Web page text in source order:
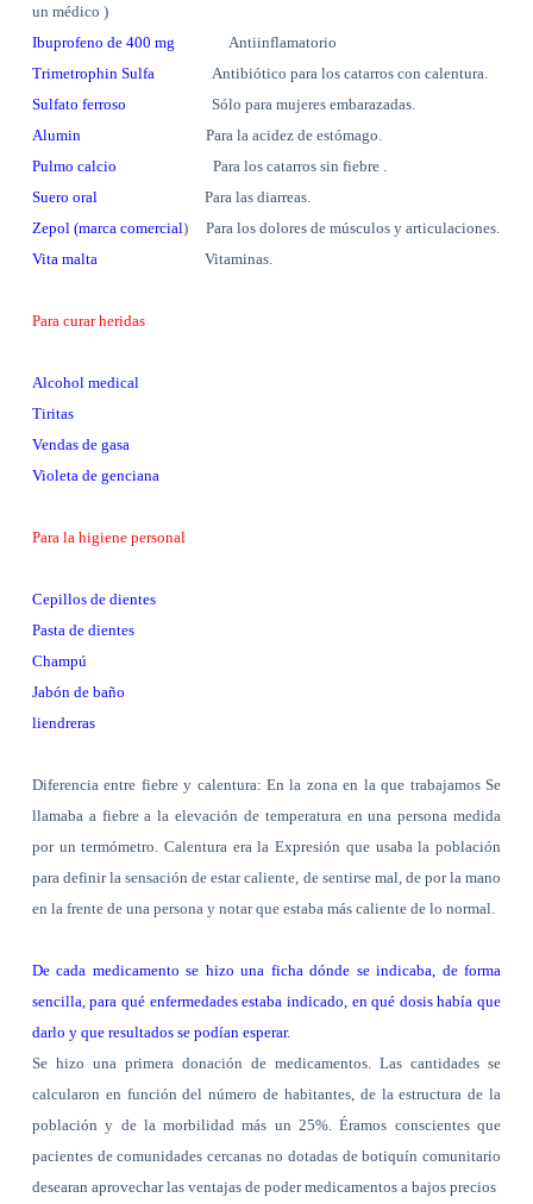
un médico )
Ibuprofeno de 400 mg
Antiinflamatorio
Trimetrophin Sulfa
Antibiótico para los catarros con calentura.
Sulfato ferroso
Sólo para mujeres embarazadas.
Alumin
Para la acidez de estómago.
Pulmo calcio
Para los catarros sin fiebre .
Suero oral
Para las diarreas.
Zepol (marca comercial) Para los dolores de músculos y articulaciones.
Vita malta
Vitaminas.
Para curar heridas
Alcohol medical
Tiritas
Vendas de gasa
Violeta de genciana
Para la higiene personal
Cepillos de dientes
Pasta de dientes
Champú
Jabón de baño
liendreras
Diferencia entre fiebre y calentura: En la zona en la que trabajamos Se
llamaba a fiebre a la elevación de temperatura en una persona medida
por un termómetro. Calentura era la Expresión que usaba la población
para definir la sensación de estar caliente, de sentirse mal, de por la mano
en la frente de una persona y notar que estaba más caliente de lo normal.
De cada medicamento se hizo una ficha dónde se indicaba, de forma
sencilla, para qué enfermedades estaba indicado, en qué dosis había que
darlo y que resultados se podían esperar.
Se hizo una primera donación de medicamentos. Las cantidades se
calcularon en función del número de habitantes, de la estructura de la
población y de la morbilidad más un 25%. Éramos conscientes que
pacientes de comunidades cercanas no dotadas de botiquín comunitario
desearan aprovechar las ventajas de poder medicamentos a bajos precios